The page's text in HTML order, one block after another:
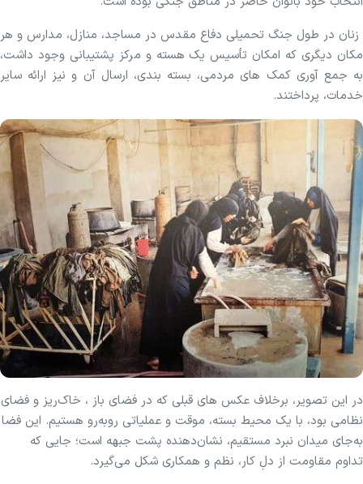
زنان در طول جنگ تحمیلی دفاع مقدس در مساجد، منازل، مدارس و هر
مکان دیگری که امکان تأسیس یک هسته و مرکز پشتیبانی وجود داشت،
به جمع آوری کمک های مردمی، بسته بندی، ارسال آن و نیز ارائه سایر
خدمات، پرداختند.
در این تصویر، برخلاف عکس های قبلی که در فضای باز ، خاک‌ریز و فضای
نظامی بود، با یک محیط بسته، موقت و عملیاتی روبه‌رو هستیم. این فضا
به‌جای میدان نبرد مستقیم، نشان‌دهنده پشت جبهه است؛ جایی که
تداوم مقاومت از دلِ کار، نظم و همکاری شکل می‌گیرد.